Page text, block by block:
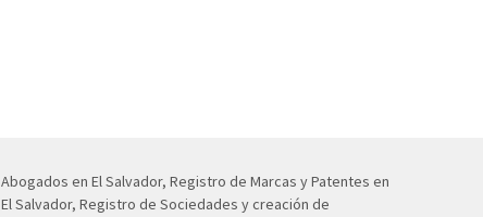
Abogados en El Salvador, Registro de Marcas y Patentes en
El Salvador, Registro de Sociedades y creación de